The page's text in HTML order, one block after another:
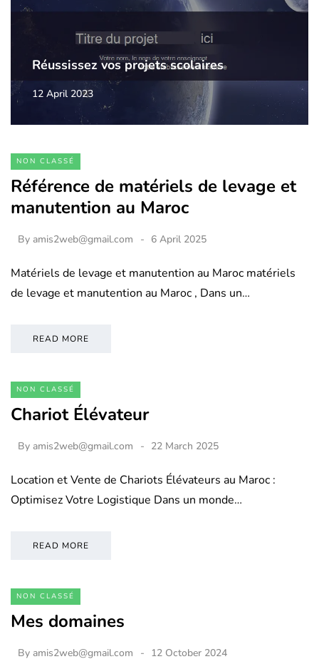
Réussissez vos projets scolaires
12 April 2023
NON CLASSÉ
Référence de matériels de levage et
manutention au Maroc
By amis2web@gmail.com 6 April 2025
Matériels de levage et manutention au Maroc matériels
de levage et manutention au Maroc , Dans un…
READ MORE
NON CLASSÉ
Chariot Élévateur
By amis2web@gmail.com 22 March 2025
Location et Vente de Chariots Élévateurs au Maroc :
Optimisez Votre Logistique Dans un monde…
READ MORE
NON CLASSÉ
Mes domaines
By amis2web@gmail.com 12 October 2024